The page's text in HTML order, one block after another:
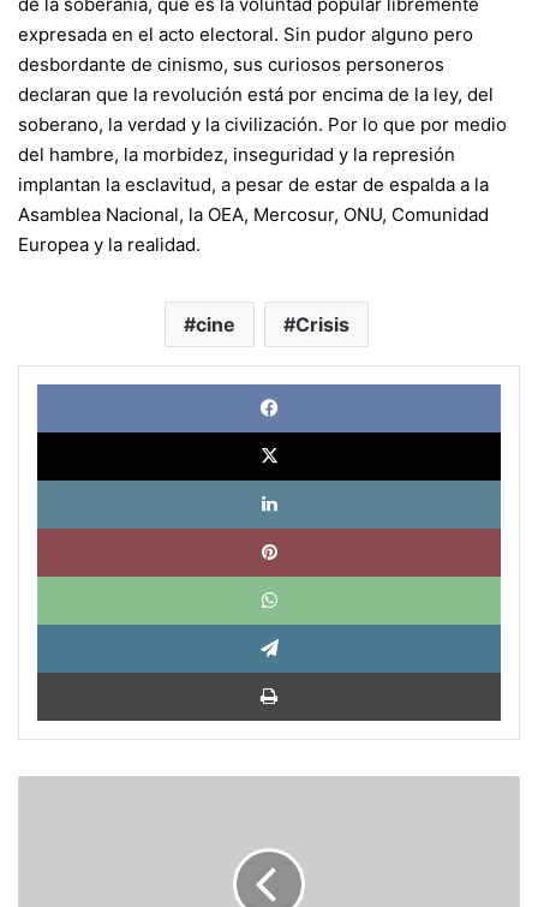
expresada en el acto electoral. Sin pudor alguno pero
desbordante de cinismo, sus curiosos personeros
declaran que la revolución está por encima de la ley, del
soberano, la verdad y la civilización. Por lo que por medio
del hambre, la morbidez, inseguridad y la represión
implantan la esclavitud, a pesar de estar de espalda a la
Asamblea Nacional, la OEA, Mercosur, ONU, Comunidad
Europea y la realidad.
cine Crisis
X